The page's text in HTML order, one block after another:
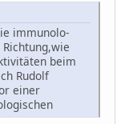
immunolo-
beim
Rudolf
einer